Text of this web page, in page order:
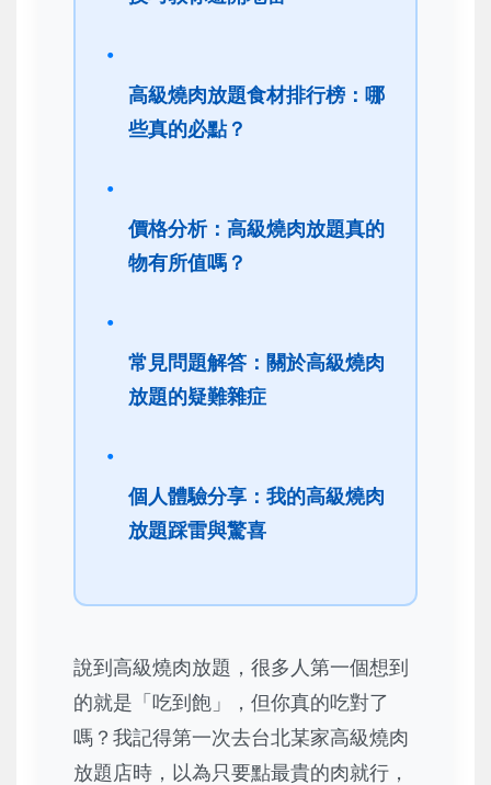
高級燒肉放題食材排行榜：哪
些真的必點？
價格分析：高級燒肉放題真的
物有所值嗎？
常見問題解答：關於高級燒肉
放題的疑難雜症
個人體驗分享：我的高級燒肉
放題踩雷與驚喜
說到高級燒肉放題，很多人第一個想到
的就是「吃到飽」，但你真的吃對了
嗎？我記得第一次去台北某家高級燒肉
放題店時，以為只要點最貴的肉就行，